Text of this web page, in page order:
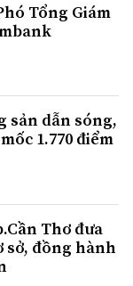
Tổng Giám
sản dẫn sóng,
1.770 điểm
Thơ đưa
sở, đồng hành